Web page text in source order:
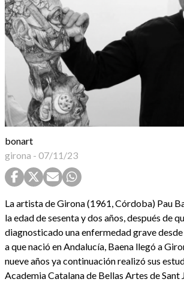
bonart
girona - 07/11/23
La artista de Girona (1961, Córdoba) Pau
la edad de sesenta y dos años, después de
diagnosticado una enfermedad grave
a que nació en Andalucía, Baena llegó a
nueve años ya continuación realizó sus
Academia Catalana de Bellas Artes de Sant